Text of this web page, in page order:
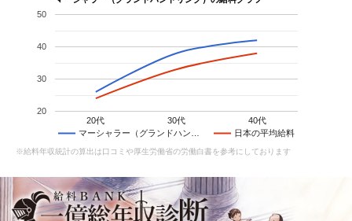
マーシャラー（グランドハン… 日本の平均給料
20代 30代 40代
20
30
40
50
※給料年収統計の算出は口コミや厚生労働省の労働白書を参考にしております